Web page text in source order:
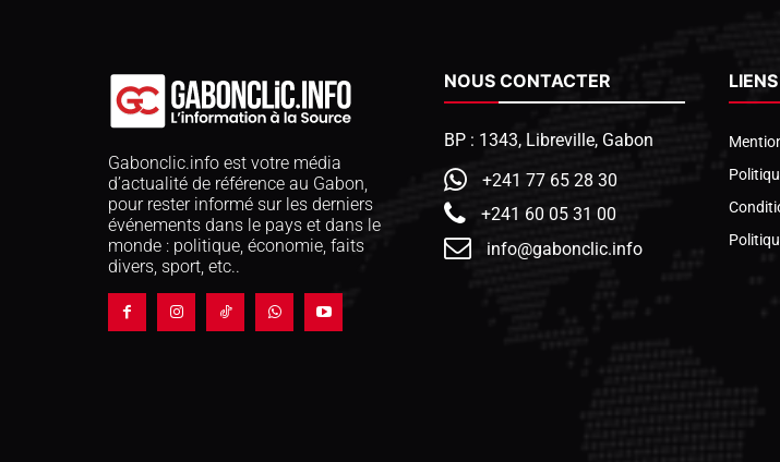
Gabonclic.info est votre média
d’actualité de référence au Gabon,
pour rester informé sur les derniers
événements dans le pays et dans le
monde : politique, économie, faits
divers, sport, etc..
NOUS CONTACTER
BP : 1343, Libreville, Gabon
+241 77 65 28 30
+241 60 05 31 00
info@gabonclic.info